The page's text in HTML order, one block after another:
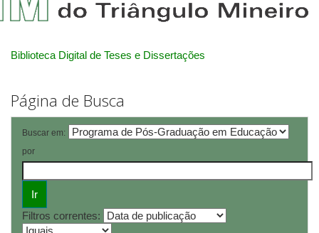
Biblioteca Digital de Teses e Dissertações
Página de Busca
Buscar em:
por
Filtros correntes: